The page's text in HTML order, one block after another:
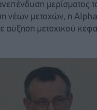
μερίσματος
νέων μετοχών, η
αύξηση μετοχικού